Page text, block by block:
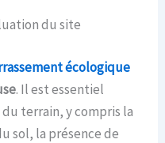
du site
écologique
. Il est essentiel
terrain, y compris la
sol, la présence de